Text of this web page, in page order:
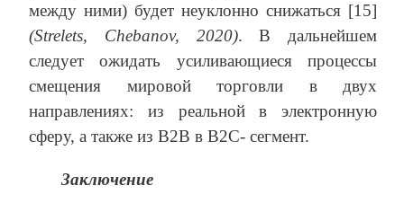
между ними) будет неуклонно снижаться [15]
(Strelets, Chebanov, 2020). В дальнейшем
следует ожидать усиливающиеся процессы
смещения мировой торговли в двух
направлениях: из реальной в электронную
сферу, а также из B2B в B2C- сегмент.
Заключение